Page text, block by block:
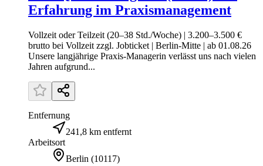
Erfahrung im Praxismanagement
Vollzeit oder Teilzeit (20–38 Std./Woche) | 3.200–3.500 €
brutto bei Vollzeit zzgl. Jobticket | Berlin-Mitte | ab 01.08.26
Unsere langjährige Praxis-Managerin verlässt uns nach vielen
Jahren aufgrund...
Entfernung
241,8 km entfernt
Arbeitsort
Berlin (10117)